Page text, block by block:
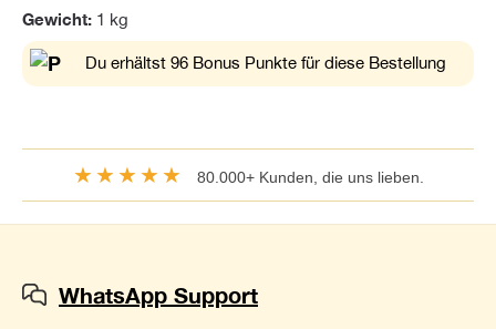
Gewicht: 1 kg
Du erhältst 96 Bonus Punkte für diese Bestellung
★★★★★ 80.000+ Kunden, die uns lieben.
WhatsApp Support